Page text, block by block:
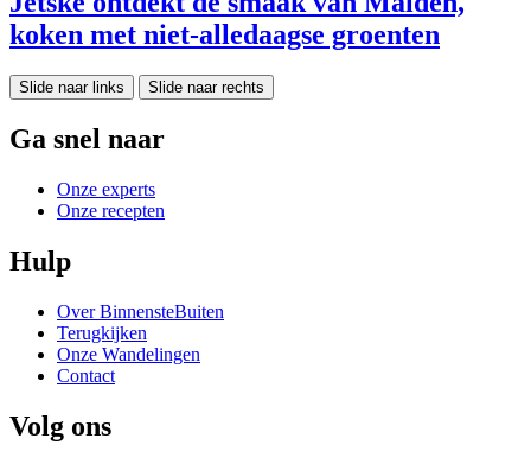
koken met niet-alledaagse groenten
Slide naar links Slide naar rechts
Ga snel naar
Onze experts
Onze recepten
Hulp
Over BinnensteBuiten
Terugkijken
Onze Wandelingen
Contact
Volg ons